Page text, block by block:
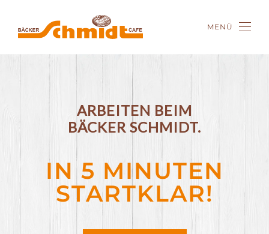
Zum Hauptinhalt springen
MENÜ
ARBEITEN BEIM
BÄCKER SCHMIDT.
IN 5 MINUTEN
STARTKLAR!